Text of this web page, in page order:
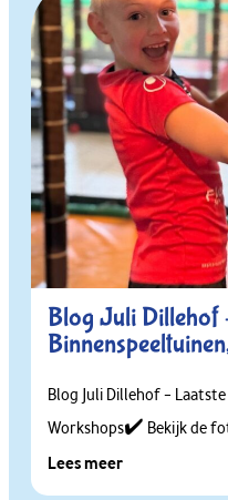
Blog Juli Dillehof
Blog Juli Dillehof –
Workshops✔️ Bekijk de
Lees meer